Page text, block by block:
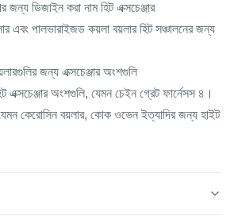
জন্য ডিজাইন করা নাম হিট এক্সচেঞ্জার
এবং পালভারাইজড কয়লা বয়লার হিট সঞ্চালনের জন্য
জন্য এক্সচেঞ্জার অংশগুলি
এক্সচেঞ্জার অংশগুলি, যেমন চেইন গ্রেট ফার্নেসস ৪।
কেরোসিন বয়লার, কোক ওভেন ইত্যাদির জন্য হাইট